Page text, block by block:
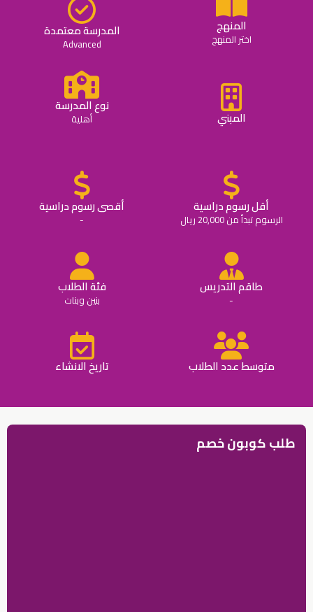
المنهج
اختر المنهج المدرسة معتمدة
Advanced
المبني
نوع المدرسة
أهلية
أقل رسوم دراسية
الرسوم تبدأ من 20,000 ريال
أقصى رسوم دراسية
-
طاقم التدريس
-
فئة الطلاب
بنين وبنات
متوسط عدد الطلاب تاريخ الانشاء
طلب كوبون خصم